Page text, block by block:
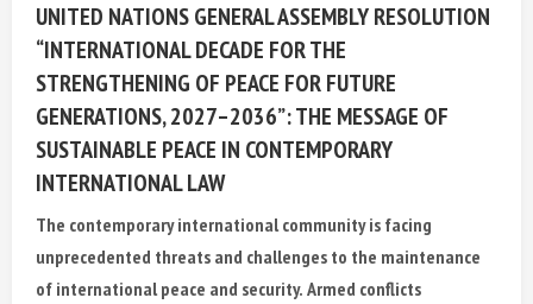
UNITED NATIONS GENERAL ASSEMBLY RESOLUTION
“INTERNATIONAL DECADE FOR THE
STRENGTHENING OF PEACE FOR FUTURE
GENERATIONS, 2027–2036”: THE MESSAGE OF
SUSTAINABLE PEACE IN CONTEMPORARY
INTERNATIONAL LAW
The contemporary international community is facing
unprecedented threats and challenges to the maintenance
of international peace and security. Armed conflicts